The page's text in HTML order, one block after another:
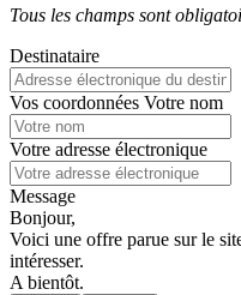
Tous les champs sont
Destinataire
Vos coordonnées Votre nom
Votre adresse électronique
Message
Bonjour,
Voici une offre parue sur le
intéresser.
A bientôt.